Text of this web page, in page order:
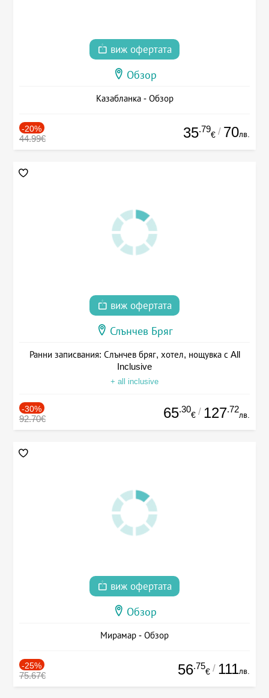
виж офертата
Обзор
Казабланка - Обзор
-20%
44.99€ 35.79
€ / 70лв.
виж офертата
Слънчев Бряг
Ранни записвания: Слънчев бряг, хотел, нощувка с All
Inclusive
+ all inclusive
-30%
92.70€ 65.30
€ / 127.72
лв.
виж офертата
Обзор
Мирамар - Обзор
-25%
75.67€ 56.75
€ / 111лв.